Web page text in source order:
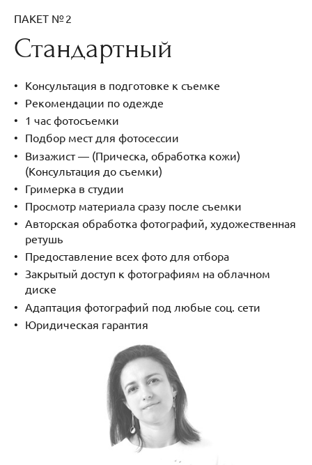
ПАКЕТ № 2
Стандартный
Консультация в подготовке к съемке
Рекомендации по одежде
1 час фотосъемки
Подбор мест для фотосессии
Визажист — (Прическа, обработка кожи)
(Консультация до съемки)
Гримерка в студии
Просмотр материала сразу после съемки
Авторская обработка фотографий, художественная
ретушь
Предоставление всех фото для отбора
Закрытый доступ к фотографиям на облачном
диске
Адаптация фотографий под любые соц. сети
Юридическая гарантия